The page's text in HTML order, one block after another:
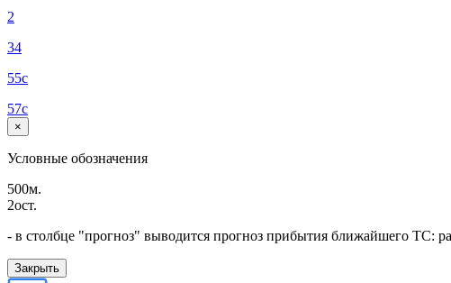
2
34
55с
57с
×
Условные обозначения
500м.
2ост.
- в столбце "прогноз" выводится прогноз прибытия ближайшего ТС:
Закрыть